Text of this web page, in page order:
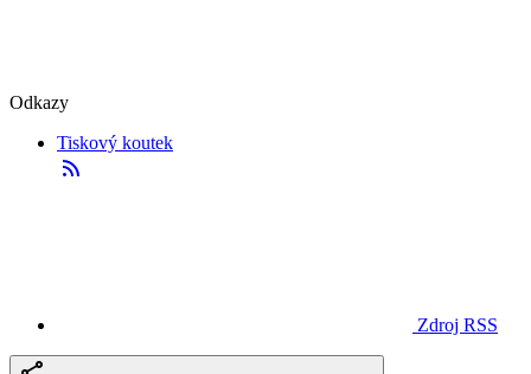
Odkazy
Tiskový koutek
Zdroj RSS